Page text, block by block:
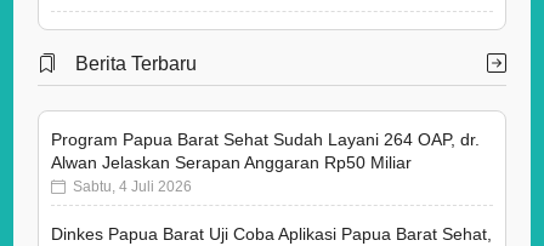
Berita Terbaru
Program Papua Barat Sehat Sudah Layani 264 OAP, dr.
Alwan Jelaskan Serapan Anggaran Rp50 Miliar
Sabtu, 4 Juli 2026
Dinkes Papua Barat Uji Coba Aplikasi Papua Barat Sehat,